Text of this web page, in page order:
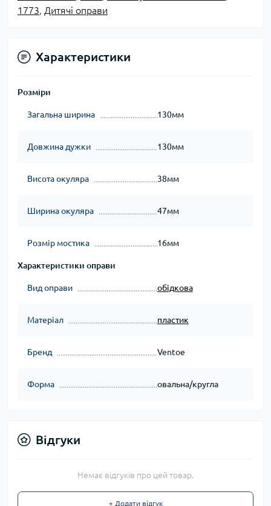
1773
Дитячі оправи
Характеристики
Розміри
Загальна ширина 130мм
Довжина дужки 130мм
Висота окуляра 38мм
Ширина окуляра 47мм
Розмір мостика 16мм
Характеристики оправи
Вид оправи обідкова
Матеріал пластик
Бренд Ventoe
Форма овальна/кругла
Відгуки
Немає відгуків про цей товар.
+ Додати відгук